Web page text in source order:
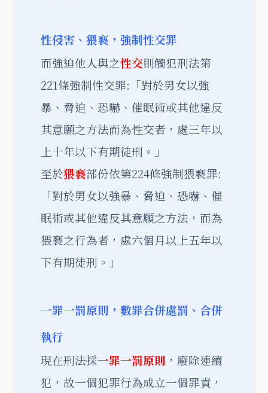
性侵害、猥褻，強制性交罪
而強迫他人與之性交則觸犯刑法第
221條強制性交罪:「對於男女以強
暴、脅迫、恐嚇、催眠術或其他違反
其意願之方法而為性交者，處三年以
上十年以下有期徒刑。」
至於猥褻部份依第224條強制猥褻罪:
「對於男女以強暴、脅迫、恐嚇、催
眠術或其他違反其意願之方法，而為
猥褻之行為者，處六個月以上五年以
下有期徒刑。」
一罪一罰原則，數罪合併處罰、合併
執行
現在刑法採一罪一罰原則 ，廢除連續
犯，故一個犯罪行為成立一個罪責，